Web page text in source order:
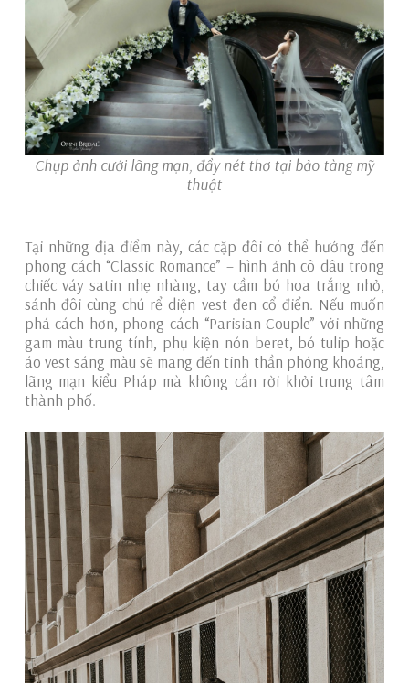
Chụp ảnh cưới lãng mạn, đầy nét thơ tại bảo tàng mỹ
thuật
Tại những địa điểm này, các cặp đôi có thể hướng đến
phong cách “Classic Romance” – hình ảnh cô dâu trong
chiếc váy satin nhẹ nhàng, tay cầm bó hoa trắng nhỏ,
sánh đôi cùng chú rể diện vest đen cổ điển. Nếu muốn
phá cách hơn, phong cách “Parisian Couple” với những
gam màu trung tính, phụ kiện nón beret, bó tulip hoặc
áo vest sáng màu sẽ mang đến tinh thần phóng khoáng,
lãng mạn kiểu Pháp mà không cần rời khỏi trung tâm
thành phố.